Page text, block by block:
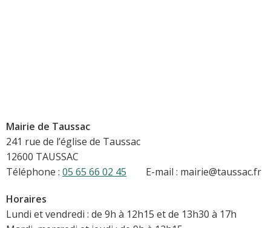
Mairie de Taussac
241 rue de l’église de Taussac
12600 TAUSSAC
Téléphone : 05 65 66 02 45 E-mail : mairie@taussac.fr
Horaires
Lundi et vendredi : de 9h à 12h15 et de 13h30 à 17h